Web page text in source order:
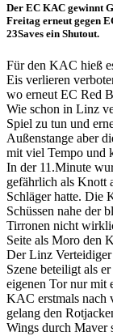
Der EC KAC gewinnt
Freitag erneut gegen
23Saves ein Shutout.
Für den KAC hieß
Eis verlieren
wo erneut EC Red
Wie schon in Linz
Spiel zu tun und
Außenstange aber
mit viel Tempo und
In der 11.Minute
gefährlich als Knott
Schläger hatte. Die
Schüssen nahe der
Tirronen nicht
Seite als Moro den
Der Linz
Szene beteiligt als
eigenen Tor nur mit
KAC erstmals nach
gelang den
Wings durch Maver